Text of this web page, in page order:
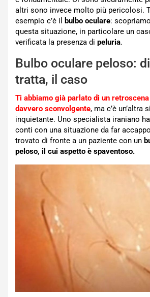
altri sono invece molto più pericolosi.
esempio c’è il
bulbo oculare:
questa situazione, in particolare un
verificata la presenza di peluria.
Bulbo oculare peloso:
tratta, il caso
Ti abbiamo già parlato di un
davvero sconvolgente, ma c’è un’altra
inquietante. Uno specialista iraniano
conti con una situazione da far
trovato di fronte a un paziente con un
peloso, il cui aspetto è spaventoso.